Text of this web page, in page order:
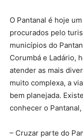
O Pantanal é hoje
procurados pelo
municípios do
Corumbá e Ladário,
atender as mais
muito complexa, a
bem planejada.
conhecer o Pantanal,
– Cruzar parte do